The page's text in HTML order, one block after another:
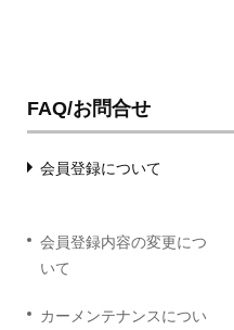
FAQ/お問合せ
会員登録について
会員登録内容の変更につ
いて
カーメンテナンスについ